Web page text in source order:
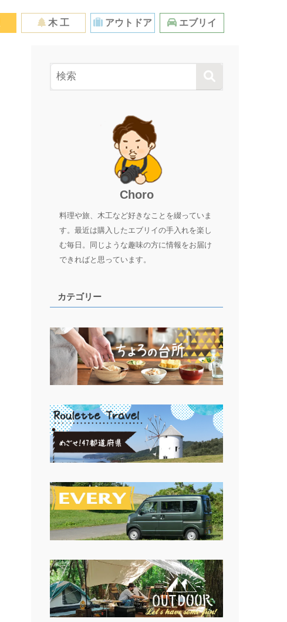
木 工 アウトドア エブリイ
Choro
料理や旅、木工など好きなことを綴っていま
す。最近は購入したエブリイの手入れを楽し
む毎日。同じような趣味の方に情報をお届け
できればと思っています。
カテゴリー